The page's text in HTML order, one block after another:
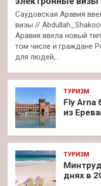
Саудовская Аравия
визы //
Аравия ввела новый
том числе и граждане
для людей,…
ТУРИЗМ
Fly Arna
из
ТУРИЗМ
днях в